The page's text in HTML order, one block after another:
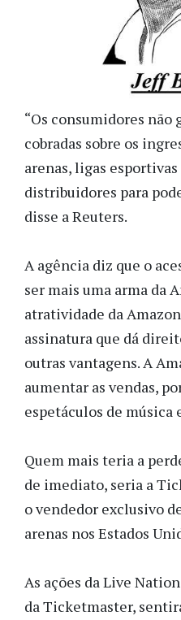
“Os consumidores não
cobradas sobre os
arenas, ligas
distribuidores para
disse a Reuters.
A agência diz que o
ser mais uma arma da
atratividade da
assinatura que dá
outras vantagens. A
aumentar as vendas,
espetáculos de música
Quem mais teria a
de imediato, seria a
o vendedor exclusivo
arenas nos Estados
As ações da Live
da Ticketmaster,